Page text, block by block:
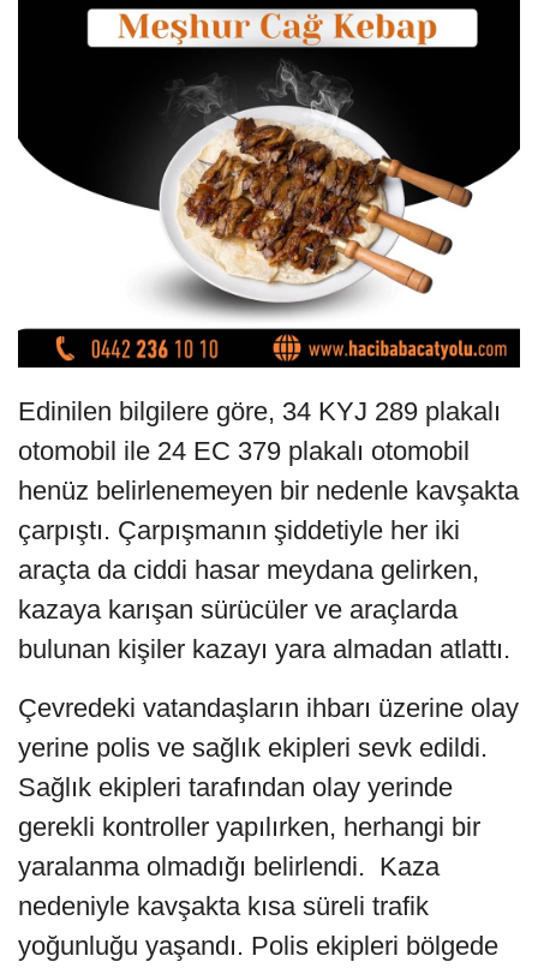
Edinilen bilgilere göre, 34 KYJ 289 plakalı
otomobil ile 24 EC 379 plakalı otomobil
henüz belirlenemeyen bir nedenle kavşakta
çarpıştı. Çarpışmanın şiddetiyle her iki
araçta da ciddi hasar meydana gelirken,
kazaya karışan sürücüler ve araçlarda
bulunan kişiler kazayı yara almadan atlattı.
Çevredeki vatandaşların ihbarı üzerine olay
yerine polis ve sağlık ekipleri sevk edildi.
Sağlık ekipleri tarafından olay yerinde
gerekli kontroller yapılırken, herhangi bir
yaralanma olmadığı belirlendi. Kaza
nedeniyle kavşakta kısa süreli trafik
yoğunluğu yaşandı. Polis ekipleri bölgede